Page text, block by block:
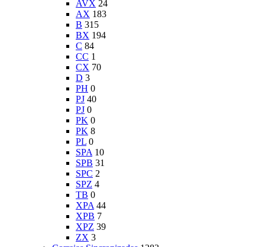
AVX 24
AX 183
B 315
BX 194
C 84
CC 1
CX 70
D 3
PH 0
PJ 40
PJ 0
PK 0
PK 8
PL 0
SPA 10
SPB 31
SPC 2
SPZ 4
TB 0
XPA 44
XPB 7
XPZ 39
ZX 3